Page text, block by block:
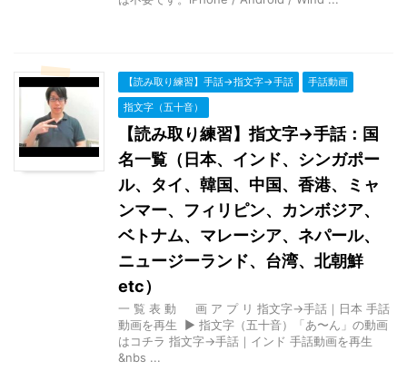
【読み取り練習】手話→指文字→手話
手話動画
指文字（五十音）
【読み取り練習】指文字→手話：国
名一覧（日本、インド、シンガポー
ル、タイ、韓国、中国、香港、ミャ
ンマー、フィリピン、カンボジア、
ベトナム、マレーシア、ネパール、
ニュージーランド、台湾、北朝鮮
etc）
一 覧 表 動 画 ア プ リ 指文字→手話｜日本 手話
動画を再生 ▶ 指文字（五十音）「あ〜ん」の動画
はコチラ 指文字→手話｜インド 手話動画を再生
&nbs ...